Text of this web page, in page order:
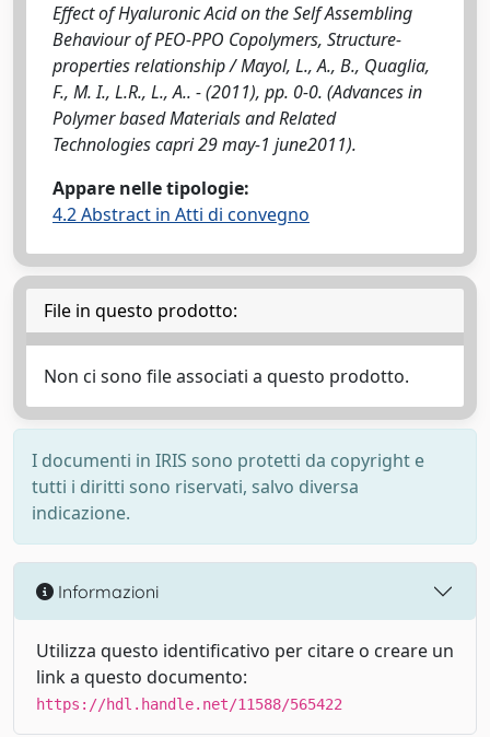
Effect of Hyaluronic Acid on the Self Assembling
Behaviour of PEO-PPO Copolymers, Structure-
properties relationship / Mayol, L., A., B., Quaglia,
F., M. I., L.R., L., A.. - (2011), pp. 0-0. (Advances in
Polymer based Materials and Related
Technologies capri 29 may-1 june2011).
Appare nelle tipologie:
4.2 Abstract in Atti di convegno
File in questo prodotto:
Non ci sono file associati a questo prodotto.
I documenti in IRIS sono protetti da copyright e
tutti i diritti sono riservati, salvo diversa
indicazione.
Informazioni
Utilizza questo identificativo per citare o creare un
link a questo documento:
https://hdl.handle.net/11588/565422